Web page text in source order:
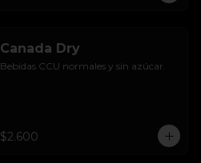
Canada Dry
Bebidas CCU normales y sin azúcar.
$2.600